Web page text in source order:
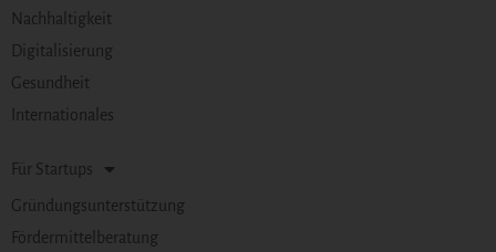
Nachhaltigkeit
Digitalisierung
Gesundheit
Internationales
Für Startups
Gründungsunterstützung
Fördermittelberatung